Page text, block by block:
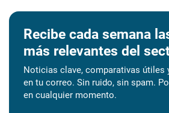
Recibe cada semana
más relevantes del
Noticias clave, comparativas útiles
en tu correo. Sin ruido, sin spam.
en cualquier momento.